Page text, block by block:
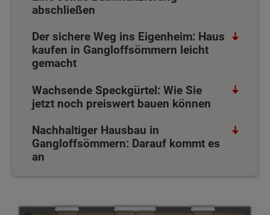
abschließen
Der sichere Weg ins Eigenheim: Haus
kaufen in Gangloffsömmern leicht
gemacht
Wachsende Speckgürtel: Wie Sie
jetzt noch preiswert bauen können
Nachhaltiger Hausbau in
Gangloffsömmern: Darauf kommt es
an